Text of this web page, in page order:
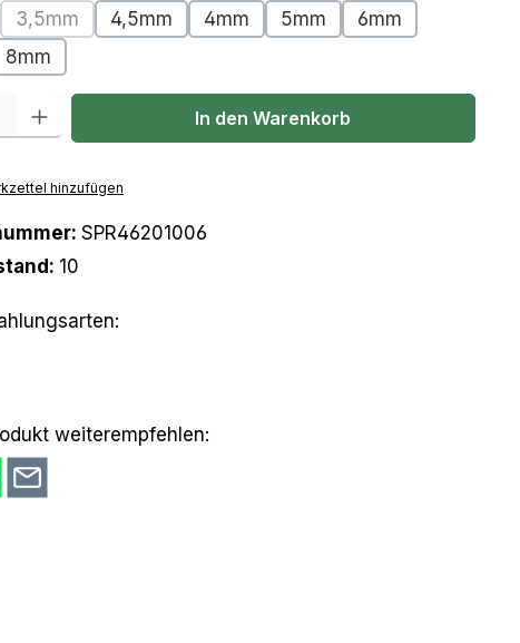
3,5mm
(Diese Option ist zurzeit nicht verfügbar.)
4,5mm 4mm 5mm
6mm
8mm
Gib den gewünschten Wert ein oder benutze die Schaltflächen
In den Warenkorb
hinzufügen
SPR46201006
10
weiterempfehlen: